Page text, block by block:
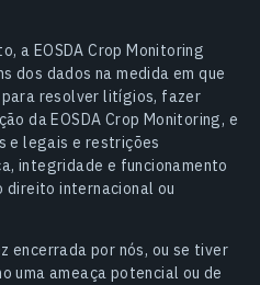
a EOSDA Crop Monitoring
dos dados na medida em que
resolver litígios, fazer
da EOSDA Crop Monitoring, e
e legais e restrições
integridade e funcionamento
direito internacional ou
encerrada por nós, ou se tiver
uma ameaça potencial ou de